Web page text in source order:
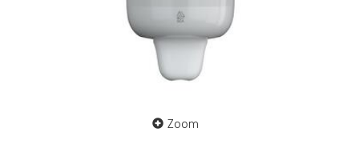
Zoom